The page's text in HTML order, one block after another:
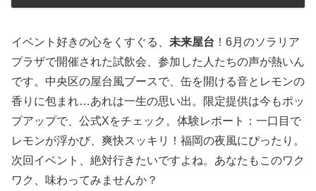
イベント好きの心をくすぐる、 未来屋台 ！6月のソラリア
プラザで開催された試飲会、参加した人たちの声が熱いん
です。中央区の屋台風ブースで、缶を開ける音とレモンの
香りに包まれ…あれは一生の思い出。限定提供は今もポッ
プアップで、公式Xをチェック。体験レポート：一口目で
レモンが浮かび、爽快スッキリ！福岡の夜風にぴったり。
次回イベント、絶対行きたいですよね。あなたもこのワク
ワク、味わってみませんか？